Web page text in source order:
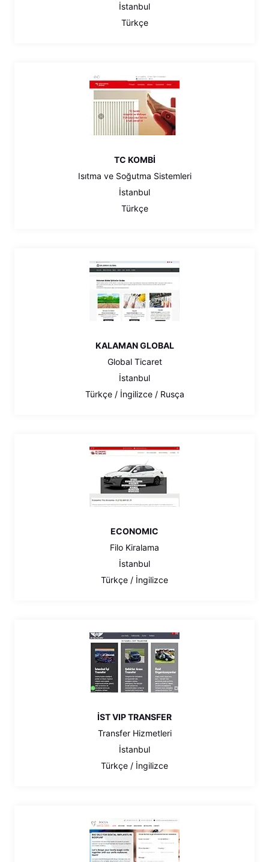
İstanbul
Türkçe
TC KOMBİ
Isıtma ve Soğutma Sistemleri
İstanbul
Türkçe
KALAMAN GLOBAL
Global Ticaret
İstanbul
Türkçe / İngilizce / Rusça
ECONOMIC
Filo Kiralama
İstanbul
Türkçe / İngilizce
İST VIP TRANSFER
Transfer Hizmetleri
İstanbul
Türkçe / İngilizce